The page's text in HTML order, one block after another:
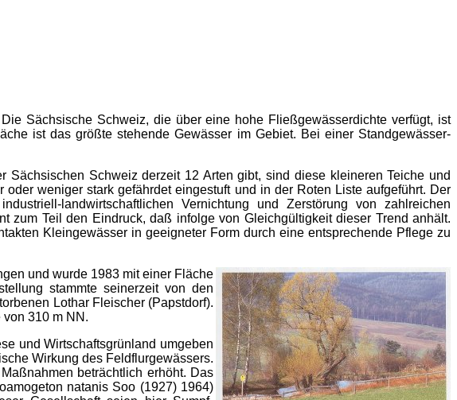
Sächsische Schweiz, die über eine hohe Fließgewässerdichte verfügt, ist
ist das größte stehende Gewässer im Gebiet. Bei einer Standgewässer-
Schweiz derzeit 12 Arten gibt, sind diese kleineren Teiche und
weniger stark gefährdet eingestuft und in der Roten Liste aufgeführt. Der
landwirtschaftlichen Vernichtung und Zerstörung von zahlreichen
zum Teil den Eindruck, daß infolge von Gleichgültigkeit dieser Trend anhält.
Kleingewässer in geeigneter Form durch eine entsprechende Pflege zu
und wurde 1983 mit einer Fläche
stammte seinerzeit von den
Lothar Fleischer (Papstdorf).
310 m NN.
und Wirtschaftsgrünland umgeben
Wirkung des Feldflurgewässers.
beträchtlich erhöht. Das
natanis Soo (1927) 1964)